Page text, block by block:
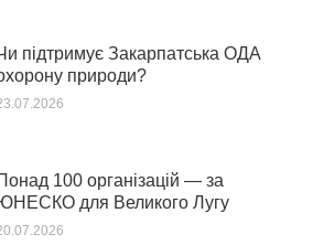
підтримує Закарпатська ОДА
природи?
100 організацій — за
для Великого Лугу